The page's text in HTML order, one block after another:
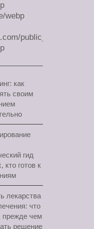
webp
public_html/wp-
как
своим
гид
кто готов к
лекарства
что
прежде чем
решение